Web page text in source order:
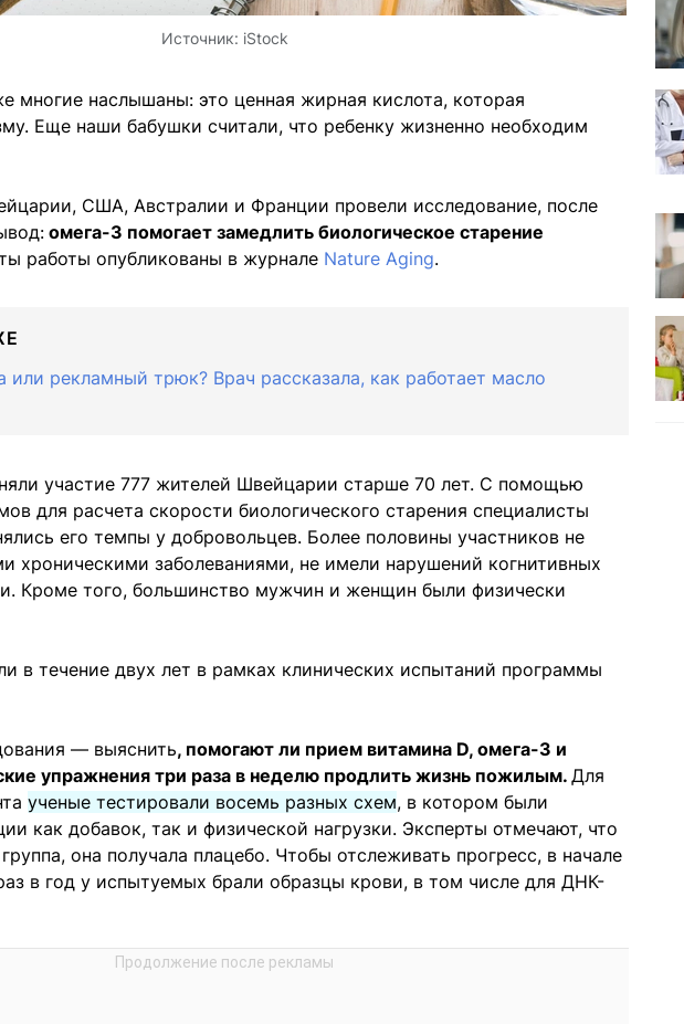
Источник: iStock
многие наслышаны: это ценная жирная кислота, которая
Еще наши бабушки считали, что ребенку жизненно необходим
США, Австралии и Франции провели исследование, после
омега-3 помогает замедлить биологическое старение
работы опубликованы в журнале Nature Aging.
или рекламный трюк? Врач рассказала, как работает масло
участие 777 жителей Швейцарии старше 70 лет. С помощью
для расчета скорости биологического старения специалисты
его темпы у добровольцев. Более половины участников не
хроническими заболеваниями, не имели нарушений когнитивных
Кроме того, большинство мужчин и женщин были физически
в течение двух лет в рамках клинических испытаний программы
— выяснить, помогают ли прием витамина D, омега-3 и
упражнения три раза в неделю продлить жизнь пожилым. Для
ученые тестировали восемь разных схем, в котором были
как добавок, так и физической нагрузки. Эксперты отмечают, что
она получала плацебо. Чтобы отслеживать прогресс, в начале
в год у испытуемых брали образцы крови, в том числе для ДНК-